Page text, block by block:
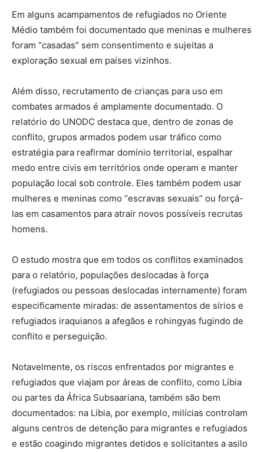
Em alguns acampamentos de refugiados no Oriente
Médio também foi documentado que meninas e mulheres
foram “casadas” sem consentimento e sujeitas a
exploração sexual em países vizinhos.
Além disso, recrutamento de crianças para uso em
combates armados é amplamente documentado. O
relatório do UNODC destaca que, dentro de zonas de
conflito, grupos armados podem usar tráfico como
estratégia para reafirmar domínio territorial, espalhar
medo entre civis em territórios onde operam e manter
população local sob controle. Eles também podem usar
mulheres e meninas como “escravas sexuais” ou forçá-
las em casamentos para atrair novos possíveis recrutas
homens.
O estudo mostra que em todos os conflitos examinados
para o relatório, populações deslocadas à força
(refugiados ou pessoas deslocadas internamente) foram
especificamente miradas: de assentamentos de sírios e
refugiados iraquianos a afegãos e rohingyas fugindo de
conflito e perseguição.
Notavelmente, os riscos enfrentados por migrantes e
refugiados que viajam por áreas de conflito, como Líbia
ou partes da África Subsaariana, também são bem
documentados: na Líbia, por exemplo, milícias controlam
alguns centros de detenção para migrantes e refugiados
e estão coagindo migrantes detidos e solicitantes a asilo